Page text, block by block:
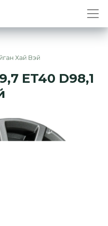
Хай Вэй
ET40 D98,1